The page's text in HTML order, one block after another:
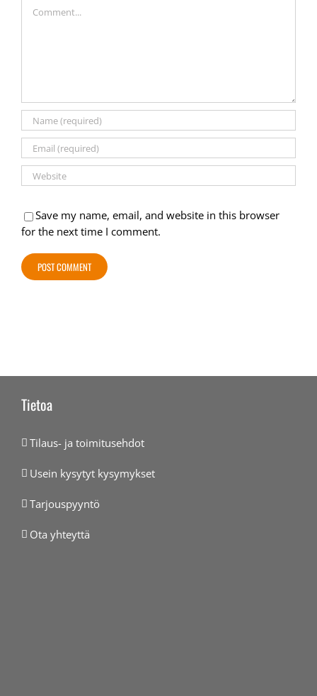
Save my name, email, and website in this browser
for the next time I comment.
Tietoa
Tilaus- ja toimitusehdot
Usein kysytyt kysymykset
Tarjouspyyntö
Ota yhteyttä